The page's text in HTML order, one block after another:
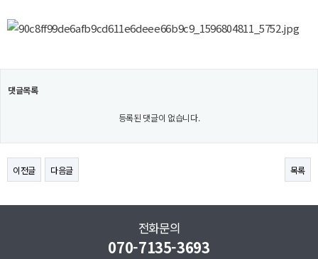
댓글목록
등록된 댓글이 없습니다.
이전글 다음글 목록
전화문의
070-7135-3693